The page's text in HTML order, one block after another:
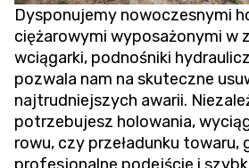
Dysponujemy nowoczesnymi
ciężarowymi wyposażonymi w
wciągarki, podnośniki
pozwala nam na skuteczne
najtrudniejszych awarii.
potrzebujesz holowania,
rowu, czy przeładunku towaru,